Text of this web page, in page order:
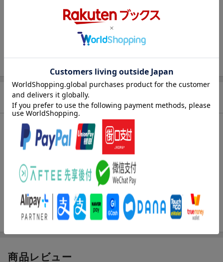
新書
221p
商品説明
内容紹介（「BOOK」データベースより）
関ヶ原の合戦後、妖童・豊臣秀頼の出現により、徳川家康は蟄居
を命ぜられた。翌、慶長六年の年明け、会津に座す上杉景勝が、
旧領を復するべく春日山城を急襲する。家康は大坂方に計らず、
独断で結城秀康を先鋒とする討伐軍を起こした。しかしその行く
手には、表裏比興の風聞も憚らず、景勝と同盟を結んだ伊達政宗
の罠が待ち受けていた。新たなる乱世を迎えた大八洲の勢力地図
は、いま大きく塗りかえられようとしている。
商品レビュー